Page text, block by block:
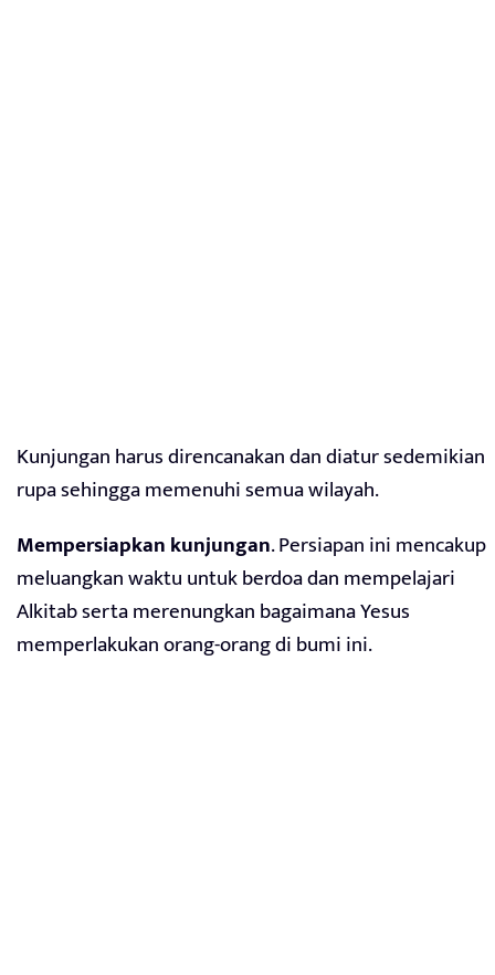
Kunjungan harus direncanakan dan diatur sedemikian
rupa sehingga memenuhi semua wilayah.
Mempersiapkan kunjungan. Persiapan ini mencakup
meluangkan waktu untuk berdoa dan mempelajari
Alkitab serta merenungkan bagaimana Yesus
memperlakukan orang-orang di bumi ini.